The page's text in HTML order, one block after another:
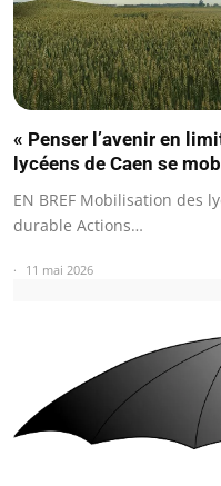
« Penser l’avenir en
lycéens de Caen se
EN BREF Mobilisation des
durable Actions…
11 mai 2026